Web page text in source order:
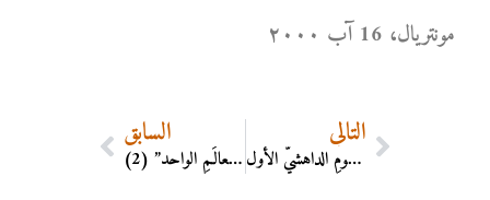
مونتریال، 16 آب ۲۰۰۰
السابق
الطريقُ إلى “العالَـمِ الواحد” (2)
التالي
التَّـنشِئَةُ القويمة في المفهومِ الداهشيّ الأول